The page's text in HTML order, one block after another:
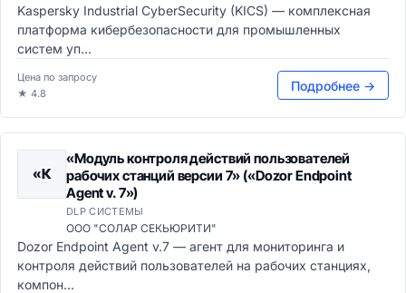
Kaspersky Industrial CyberSecurity (KICS) — комплексная
платформа кибербезопасности для промышленных
систем уп...
Цена по запросу
★ 4.8
Подробнее →
«К
«Модуль контроля действий пользователей
рабочих станций версии 7» («Dozor Endpoint
Agent v. 7»)
DLP СИСТЕМЫ
ООО "СОЛАР СЕКЬЮРИТИ"
Dozor Endpoint Agent v.7 — агент для мониторинга и
контроля действий пользователей на рабочих станциях,
компон...